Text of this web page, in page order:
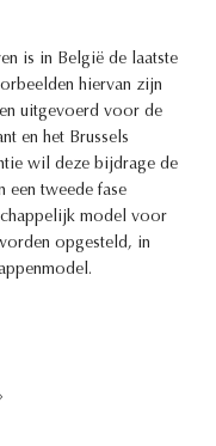
is in België de laatste
hiervan zijn
uitgevoerd voor de
en het Brussels
wil deze bijdrage de
een tweede fase
model voor
opgesteld, in